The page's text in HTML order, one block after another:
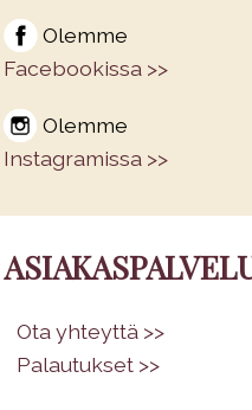
Olemme
Facebookissa >>
Olemme
Instagramissa >>
Ota yhteyttä >>
Palautukset >>